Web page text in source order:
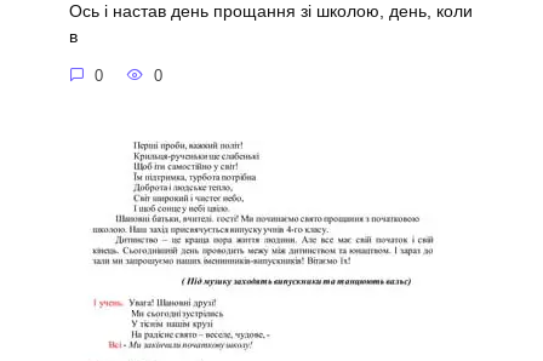
Ось і настав день прощання зі школою, день, коли
в
0 0